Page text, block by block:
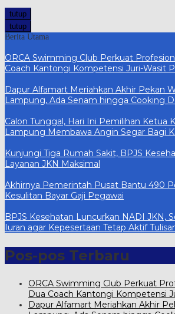
tutup
tutup
Berita Utama
ORCA Swimming Club Perkuat
Coach Kantongi Kompetensi Juri-Wasit
Dapur Alfamart Meriahkan Akhir Pekan
Lampung, Ada Senam hingga Cooking
Calon Tunggal, Hari Ini Pemilihan Ketua
Lampung Membawa Angin Segar Bagi
Kunjungi Tiga Rumah Sakit, BPJS
Layanan JKN Maksimal
Akhirnya Pemerintah Pusat Bantu 490
Kesulitan Bayar Gaji Pegawai
BPJS Kesehatan Luncurkan NADI JKN,
Iuran agar Kepesertaan Tetap Aktif
Pos-pos Terbaru
ORCA Swimming Club Perkuat
Dua Coach Kantongi Kompetensi
Dapur Alfamart Meriahkan Akhir